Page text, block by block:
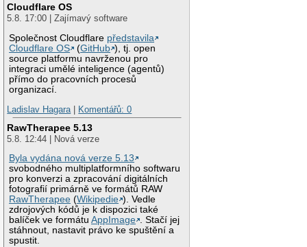
Cloudflare OS
5.8. 17:00 | Zajímavý software
Společnost Cloudflare představila
Cloudflare OS
(GitHub ), tj. open
source platformu navrženou pro
integraci umělé inteligence (agentů)
přímo do pracovních procesů
organizací.
Ladislav Hagara| Komentářů: 0
RawTherapee 5.13
5.8. 12:44 | Nová verze
Byla vydána nová verze 5.13
svobodného multiplatformního softwaru
pro konverzi a zpracování digitálních
fotografií primárně ve formátů RAW
RawTherapee (Wikipedie ). Vedle
zdrojových kódů je k dispozici také
balíček ve formátuAppImage . Stačí jej
stáhnout, nastavit právo ke spuštění a
spustit.